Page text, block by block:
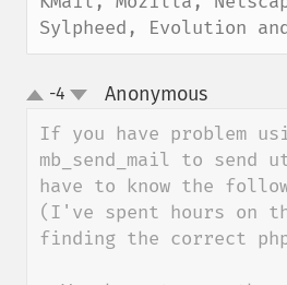
Sylpheed, Evolution
up-4 Anonymous¶
If you have problem
mb_send_mail to send
have to know the
(I've spent hours on
finding the correct